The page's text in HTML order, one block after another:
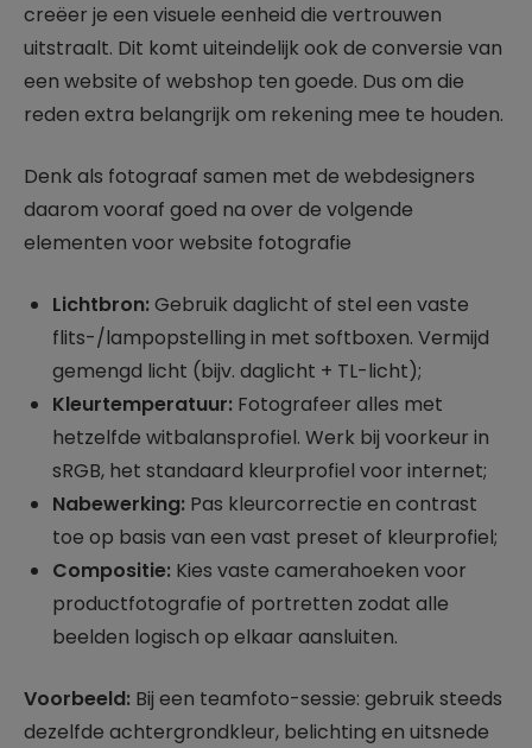
creëer je een visuele eenheid die vertrouwen
uitstraalt. Dit komt uiteindelijk ook de conversie van
een website of webshop ten goede. Dus om die
reden extra belangrijk om rekening mee te houden.
Denk als fotograaf samen met de webdesigners
daarom vooraf goed na over de volgende
elementen voor website fotografie
Lichtbron:Gebruik daglicht of stel een vaste
flits-/lampopstelling in met softboxen. Vermijd
gemengd licht (bijv. daglicht + TL-licht);
Kleurtemperatuur: Fotografeer alles met
hetzelfde witbalansprofiel. Werk bij voorkeur in
sRGB, het standaard kleurprofiel voor internet;
Nabewerking: Pas kleurcorrectie en contrast
toe op basis van een vast preset of kleurprofiel;
Compositie: Kies vaste camerahoeken voor
productfotografie of portretten zodat alle
beelden logisch op elkaar aansluiten.
Voorbeeld: Bij een teamfoto-sessie: gebruik steeds
dezelfde achtergrondkleur, belichting en uitsnede